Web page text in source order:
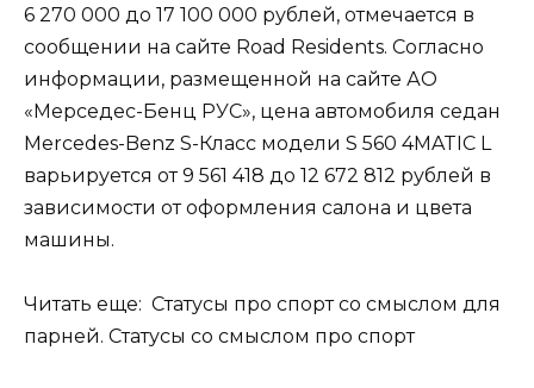
6 270 000 до 17 100 000 рублей, отмечается в
сообщении на сайте Road Residents. Согласно
информации, размещенной на сайте АО
«Мерседес-Бенц РУС», цена автомобиля седан
Mercedes-Benz S-Класс модели S 560 4MATIC L
варьируется от 9 561 418 до 12 672 812 рублей в
зависимости от оформления салона и цвета
машины.
Читать еще: Статусы про спорт со смыслом для
парней. Статусы со смыслом про спорт